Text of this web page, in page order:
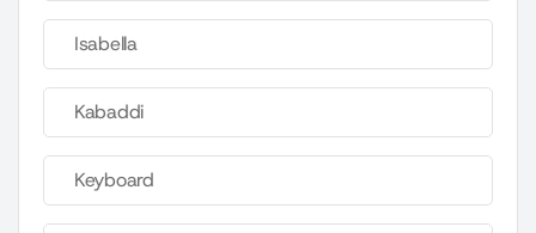
Isabella
Kabaddi
Keyboard